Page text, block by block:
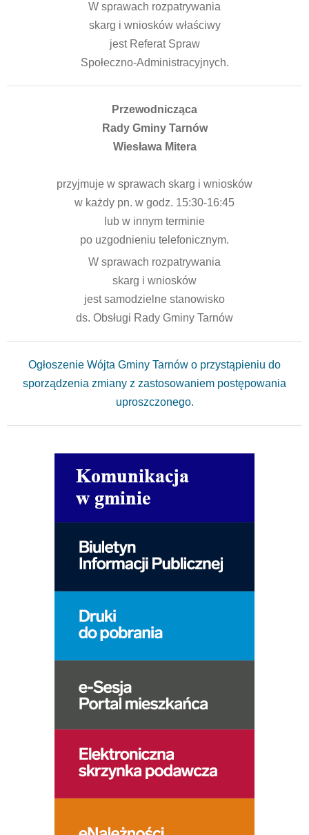
W sprawach rozpatrywania
skarg i wniosków właściwy
jest Referat Spraw
Społeczno-Administracyjnych.
Przewodnicząca
Rady Gminy Tarnów
Wiesława Mitera
przyjmuje w sprawach skarg i wniosków
w każdy pn. w godz. 15:30-16:45
lub w innym terminie
po uzgodnieniu telefonicznym.
W sprawach rozpatrywania
skarg i wniosków
jest samodzielne stanowisko
ds. Obsługi Rady Gminy Tarnów
Ogłoszenie Wójta Gminy Tarnów o przystąpieniu do
sporządzenia zmiany z zastosowaniem postępowania
uproszczonego.